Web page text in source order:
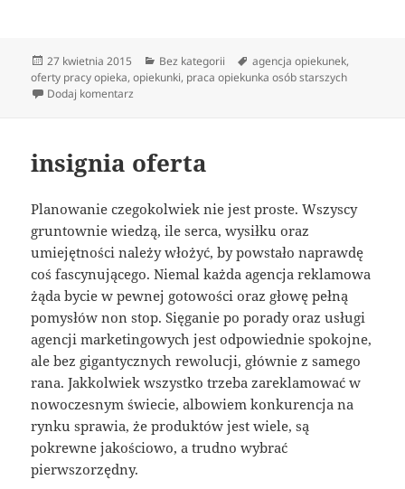
Data
publikacji
27 kwietnia 2015 Kategorie
Bez kategorii Tagi
agencja opiekunek,
oferty pracy opieka,opiekunki, praca opiekunka osób starszych
Dodaj komentarz
insignia oferta
Planowanie czegokolwiek nie jest proste. Wszyscy
gruntownie wiedzą, ile serca, wysiłku oraz
umiejętności należy włożyć, by powstało naprawdę
coś fascynującego. Niemal każda agencja reklamowa
żąda bycie w pewnej gotowości oraz głowę pełną
pomysłów non stop. Sięganie po porady oraz usługi
agencji marketingowych jest odpowiednie spokojne,
ale bez gigantycznych rewolucji, głównie z samego
rana. Jakkolwiek wszystko trzeba zareklamować w
nowoczesnym świecie, albowiem konkurencja na
rynku sprawia, że produktów jest wiele, są
pokrewne jakościowo, a trudno wybrać
pierwszorzędny.